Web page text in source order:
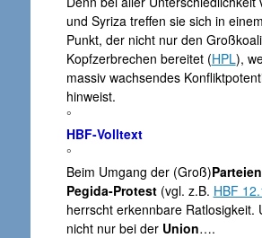
und Syriza treffen sie sich in
Punkt, der nicht nur den
Kopfzerbrechen bereitet (HPL),
massiv wachsendes
hinweist.
°
HBF-Volltext
°
Beim Umgang der (Groß)Parteien
Pegida-Protest(vgl. z.B. HBF
herrscht erkennbare Ratlosigkeit.
nicht nur bei der Union….